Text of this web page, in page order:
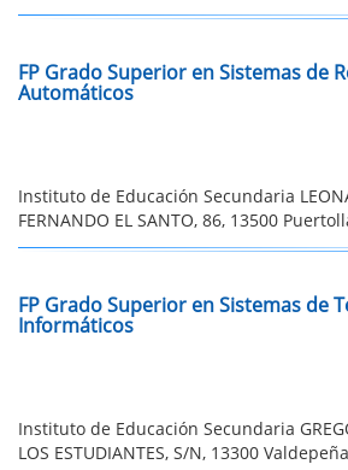
FP Grado Superior en Sistemas de
Automáticos
Instituto de Educación Secundaria
FERNANDO EL SANTO, 86, 13500
FP Grado Superior en Sistemas de
Informáticos
Instituto de Educación Secundaria
LOS ESTUDIANTES, S/N, 13300